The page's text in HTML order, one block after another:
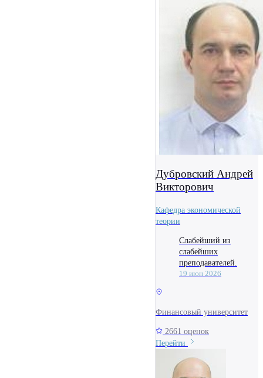
Дубровский Андрей
Викторович
Кафедра экономической
теории
Слабейший из
слабейших
преподавателей.
19 июн 2026
Финансовый университет
2661 оценок
Перейти